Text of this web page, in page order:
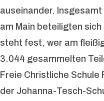
auseinander.
am Main beteiligten
steht fest, wer am
3.044 gesammelten
Freie Christliche Schule
der Johanna-Tesch-